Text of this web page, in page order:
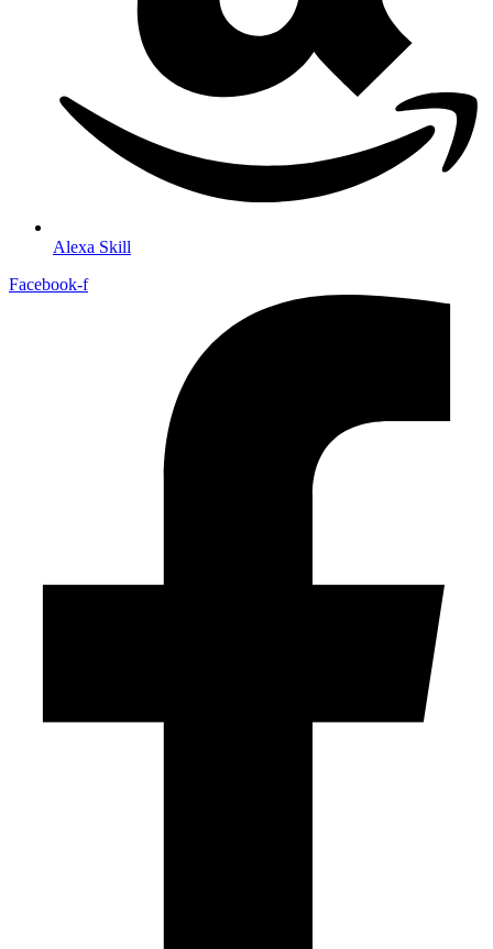
Alexa Skill
Facebook-f